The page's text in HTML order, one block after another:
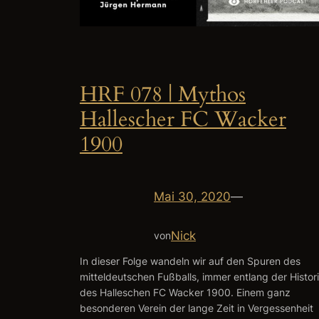
HRF 078 | Mythos
Hallescher FC Wacker
1900
Mai 30, 2020—
vonNick
In dieser Folge wandeln wir auf den Spuren des
mitteldeutschen Fußballs, immer entlang der
des Halleschen FC Wacker 1900. Einem ganz
besonderen Verein der lange Zeit in Vergessenheit